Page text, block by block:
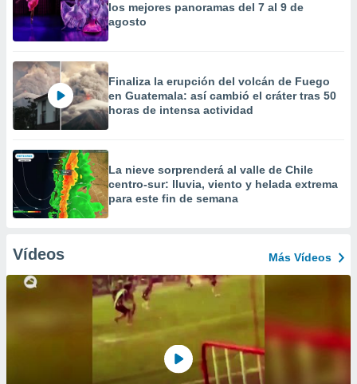
los mejores panoramas del 7 al 9 de
agosto
Finaliza la erupción del volcán de Fuego
en Guatemala: así cambió el cráter tras 50
horas de intensa actividad
La nieve sorprenderá al valle de Chile
centro-sur: lluvia, viento y helada extrema
para este fin de semana
Vídeos Más Vídeos